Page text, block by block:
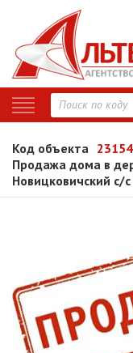
Код объекта
Продажа дома в
Новицковичский с/с